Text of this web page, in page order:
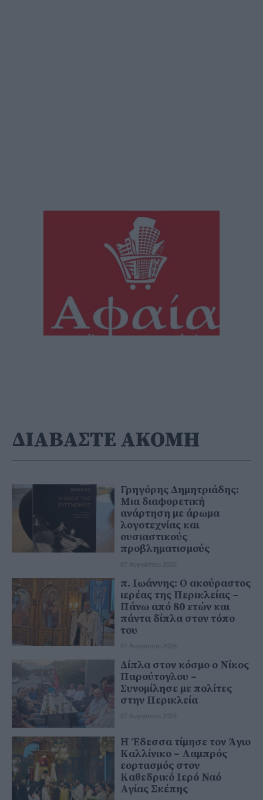
ΔΙΑΒΑΣΤΕ ΑΚΟΜΗ
Γρηγόρης Δημητριάδης:
Μια διαφορετική
ανάρτηση με άρωμα
λογοτεχνίας και
ουσιαστικούς
προβληματισμούς
07 Αυγούστου 2026
π. Ιωάννης: Ο ακούραστος
ιερέας της Περικλείας –
Πάνω από 80 ετών και
πάντα δίπλα στον τόπο
του
07 Αυγούστου 2026
Δίπλα στον κόσμο ο Νίκος
Παρούτογλου –
Συνομίλησε με πολίτες
στην Περικλεία
07 Αυγούστου 2026
Η Έδεσσα τίμησε τον Άγιο
Καλλίνικο – Λαμπρός
εορτασμός στον
Καθεδρικό Ιερό Ναό
Αγίας Σκέπης